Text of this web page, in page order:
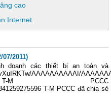
cao
Internet
2011)
doanh các thiết bị an toàn và
AAAAAAAAAAI/
T-M PCCC
T-M PCCC đã chia sẻ